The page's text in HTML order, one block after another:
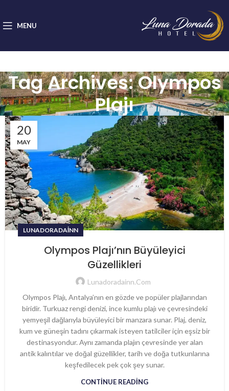
MENU
Tag Archives: Olympos
Plajı
20
MAY
LUNADORADAINN
Olympos Plajı’nın Büyüleyici
Güzellikleri
Lunadoradainn.com
Olympos Plajı, Antalya’nın en gözde ve popüler plajlarından
biridir. Turkuaz rengi denizi, ince kumlu plajı ve çevresindeki
yemyeşil dağlarıyla büyüleyici bir manzara sunar. Plaj, deniz,
kum ve güneşin tadını çıkarmak isteyen tatilciler için eşsiz bir
destinasyondur. Aynı zamanda plajın çevresinde yer alan
antik kalıntılar ve doğal güzellikler, tarih ve doğa tutkunlarına
keşfedilecek pek çok şey sunar.
CONTINUE READING